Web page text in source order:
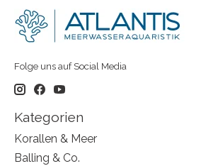
Folge uns auf Social Media
Kategorien
Korallen & Meer
Balling & Co.